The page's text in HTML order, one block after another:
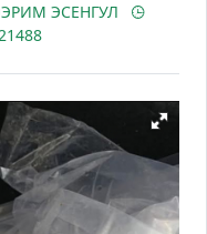
ЭСЕНГУЛ